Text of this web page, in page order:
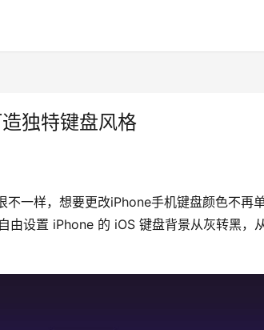
独特键盘风格
一样，想要更改iPhone手机键盘颜色不再
由设置 iPhone 的 iOS 键盘背景从灰转黑，